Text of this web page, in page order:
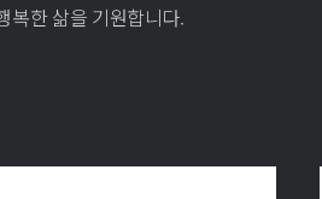
복한 삶을 기원합니다.